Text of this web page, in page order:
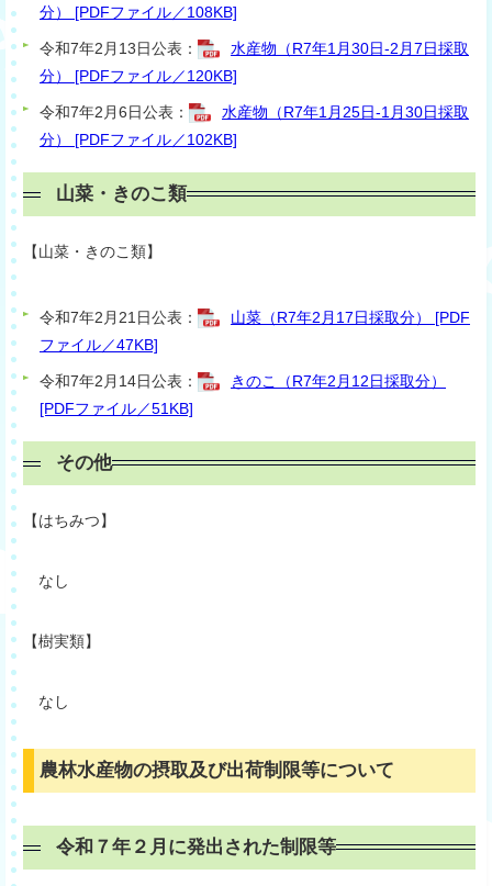
分） [PDFファイル／108KB]
令和7年2月13日公表：
水産物（R7年1月30日-2月7日採取
分） [PDFファイル／120KB]
令和7年2月6日公表：
水産物（R7年1月25日-1月30日採取
分） [PDFファイル／102KB]
山菜・きのこ類
【山菜・きのこ類】
令和7年2月21日公表：
山菜（R7年2月17日採取分） [PDF
ファイル／47KB]
令和7年2月14日公表：
きのこ（R7年2月12日採取分）
[PDFファイル／51KB]
その他
【はちみつ】
なし
【樹実類】
なし
農林水産物の摂取及び出荷制限等について
令和７年２月に発出された制限等